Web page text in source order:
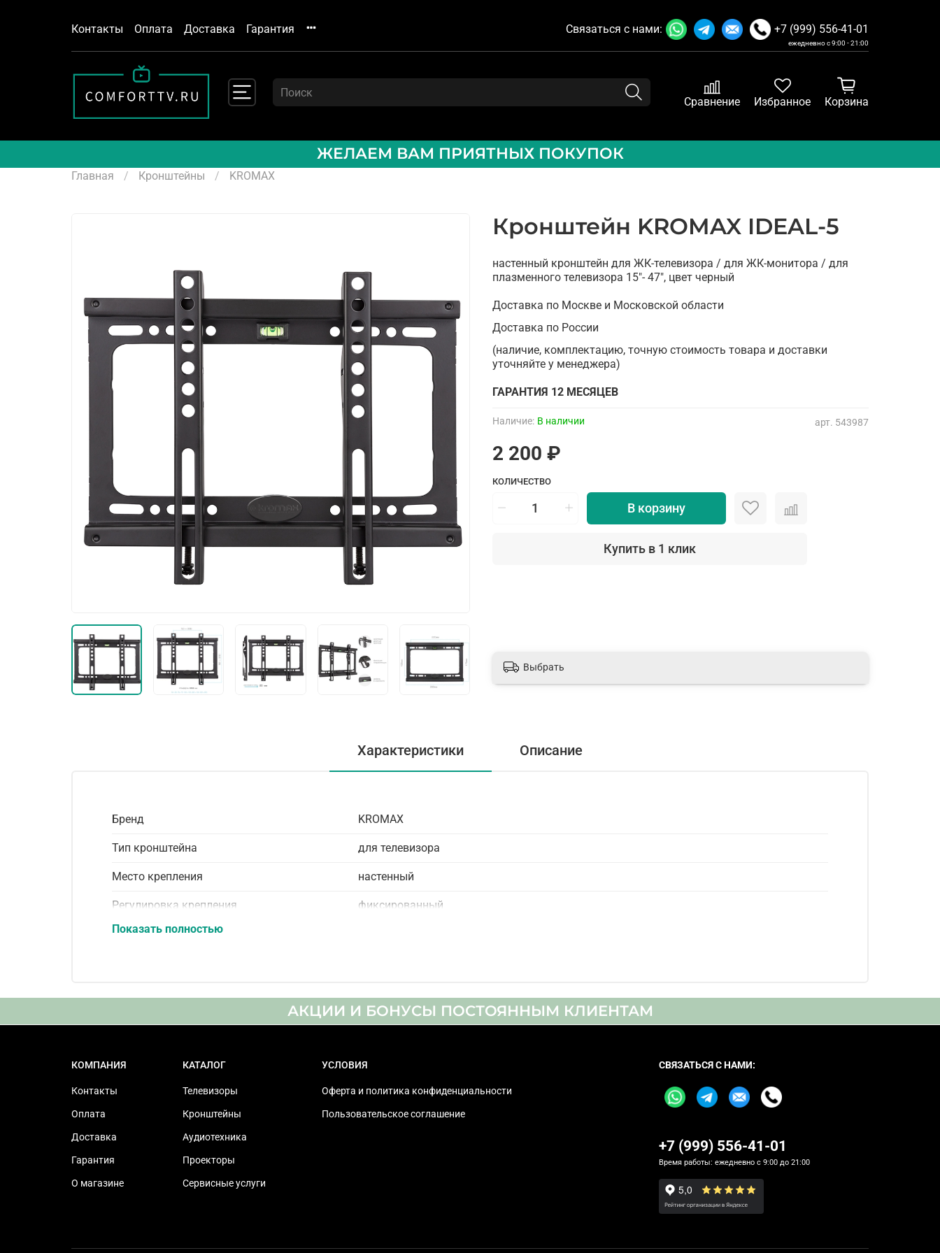
Контакты Оплата Доставка Гарантия Связаться с нами: +7 (999) 556-41-01
ежедневно с 9:00 - 21:00
Сравнение Избранное Корзина
ЖЕЛАЕМ ВАМ ПРИЯТНЫХ ПОКУПОК
Главная Кронштейны KROMAX
арт. 543987
Наличие: В наличии
Кронштейн KROMAX IDEAL-5
2 200 ₽
КОЛИЧЕСТВО
В корзину
Купить в 1 клик
настенный кронштейн для ЖК-телевизора / для ЖК-монитора / для
плазменного телевизора 15"- 47", цвет черный
Доставка по Москве и Московской области
Доставка по России
(наличие, комплектацию, точную стоимость товара и доставки
уточняйте у менеджера)
ГАРАНТИЯ 12 МЕСЯЦЕВ
Выбрать
Характеристики Описание
Бренд KROMAX
Тип кронштейна для телевизора
Место крепления настенный
Регулировка крепления фиксированный
Совместим с
потолка
20 мм
Встроенный уровень есть
50 х 50, 75 х 75, 100 х 100, 200 х 100, 200 х 200
Вес кронштейна
Показать полностью
АКЦИИ И БОНУСЫ ПОСТОЯННЫМ КЛИЕНТАМ
КОМПАНИЯ
Контакты
Оплата
Доставка
Гарантия
О магазине
КАТАЛОГ
Телевизоры
Кронштейны
Аудиотехника
Проекторы
Сервисные услуги
УСЛОВИЯ
Оферта и политика конфиденциальности
Пользовательское соглашение
СВЯЗАТЬСЯ С НАМИ:
+7 (999) 556-41-01
Время работы: ежедневно с 9:00 до 21:00